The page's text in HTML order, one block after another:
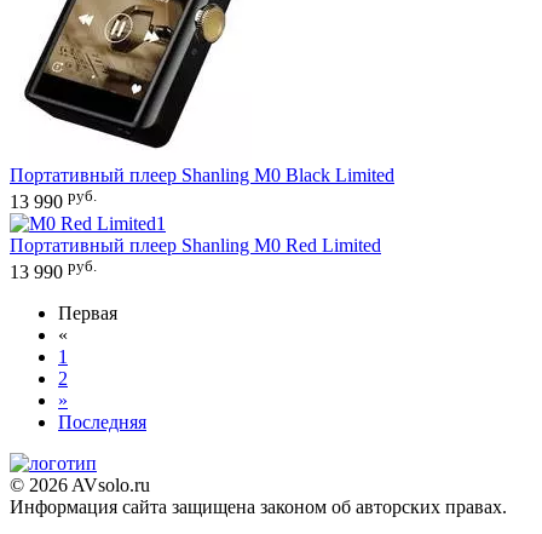
Портативный плеер Shanling M0 Black Limited
13 990 руб.
Портативный плеер Shanling M0 Red Limited
13 990 руб.
Первая
«
1
2
»
Последняя
© 2026 AVsolo.ru
Информация сайта защищена законом об авторских правах.